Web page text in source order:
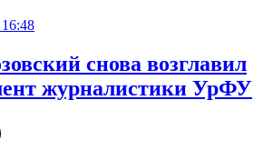
снова возглавил
журналистики УрФУ